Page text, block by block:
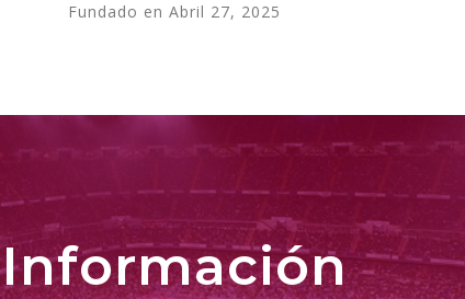
Fundado en Abril 27, 2025
Información